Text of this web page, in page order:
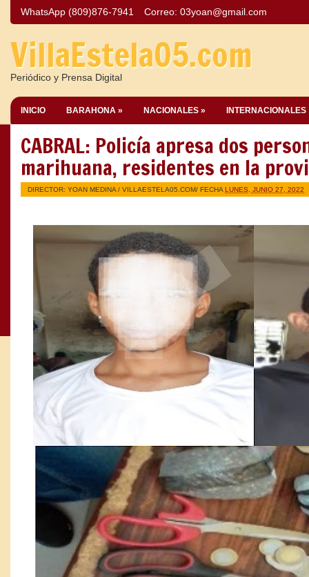
WhatsApp (809)876-7941 Correo: 03yoan@gmail.com
VillaEstela05.com
Periódico y Prensa Digital
INICIO BARAHONA » NACIONALES » INTERNACIONALES
CABRAL: Policía apresa dos
marihuana, residentes en la
DIRECTOR: YOAN MEDINA / VILLAESTELA05.COM/ FECHA LUNES, JUNIO 27, 2022